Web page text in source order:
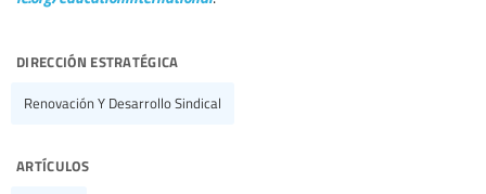
dirección estratégica
Renovación Y Desarrollo Sindical
artículos